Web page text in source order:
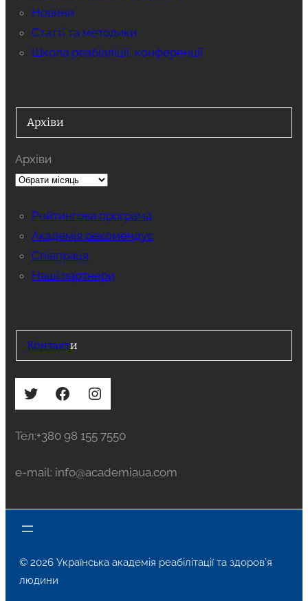
Новини
Статті та методики
Школа реабіаліції, конференції
Архіви
Архіви
Рейтингова програма
Академія рекомендує
Співпраця
Наші партнери
Контакти
Twitter Facebook Instagram
Тел:+380 98 155 7550
e-mail: info@academiaua.com
© 2026 Українська академія реабілітації та здоров’я
людини